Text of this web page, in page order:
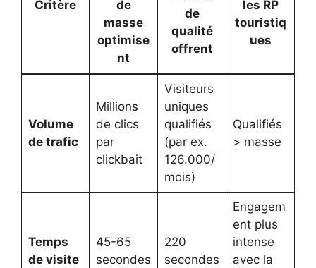
Critère
de
masse
optimise
nt
de
qualité
offrent
les RP
touristiq
ues
Volume
de trafic
Millions
de clics
par
clickbait
Visiteurs
uniques
qualifiés
(par ex.
126.000/
mois)
Qualifiés
> masse
Temps
de visite
45-65
secondes
220
secondes
Engagem
ent plus
intense
avec la